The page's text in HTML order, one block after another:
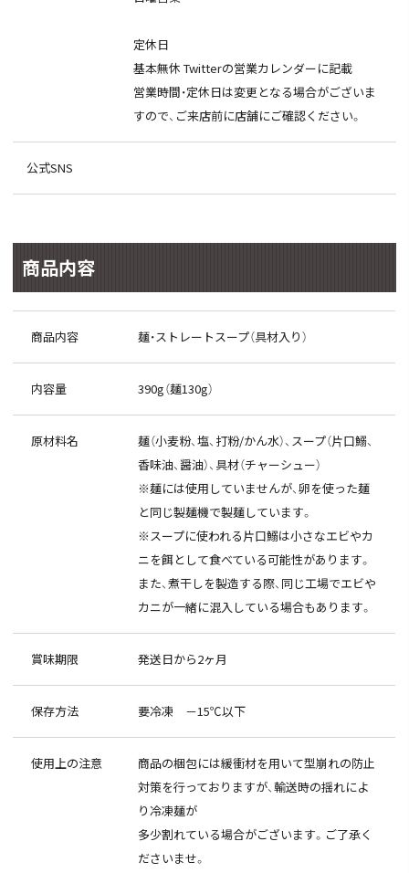
定休日
基本無休 Twitterの営業カレンダーに記載
営業時間・定休日は変更となる場合がございま
すので、ご来店前に店舗にご確認ください。
公式SNS
商品内容
商品内容 麺・ストレートスープ（具材入り）
内容量 390g（麺130g）
原材料名
麺（小麦粉、塩、打粉/かん水）、スープ（片口鰯、
香味油、醤油）、具材（チャーシュー）
※麺には使用していませんが、卵を使った麺
と同じ製麺機で製麺しています。
※スープに使われる片口鰯は小さなエビやカ
ニを餌として食べている可能性があります。
また、煮干しを製造する際、同じ工場でエビや
カニが一緒に混入している場合もあります。
賞味期限 発送日から2ヶ月
保存方法 要冷凍 －15℃以下
使用上の注意
商品の梱包には緩衝材を用いて型崩れの防止
対策を行っておりますが、輸送時の揺れによ
り冷凍麺が
多少割れている場合がございます。ご了承く
ださいませ。